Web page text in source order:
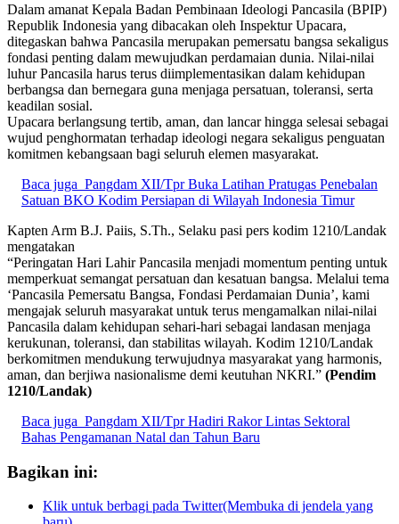
Dalam amanat Kepala Badan Pembinaan Ideologi Pancasila (BPIP)
Republik Indonesia yang dibacakan oleh Inspektur Upacara,
ditegaskan bahwa Pancasila merupakan pemersatu bangsa sekaligus
fondasi penting dalam mewujudkan perdamaian dunia. Nilai-nilai
luhur Pancasila harus terus diimplementasikan dalam kehidupan
berbangsa dan bernegara guna menjaga persatuan, toleransi, serta
keadilan sosial.
Upacara berlangsung tertib, aman, dan lancar hingga selesai sebagai
wujud penghormatan terhadap ideologi negara sekaligus penguatan
komitmen kebangsaan bagi seluruh elemen masyarakat.
Baca juga Pangdam XII/Tpr Buka Latihan Pratugas Penebalan
Satuan BKO Kodim Persiapan di Wilayah Indonesia Timur
Kapten Arm B.J. Paiis, S.Th., Selaku pasi pers kodim 1210/Landak
mengatakan
“Peringatan Hari Lahir Pancasila menjadi momentum penting untuk
memperkuat semangat persatuan dan kesatuan bangsa. Melalui tema
‘Pancasila Pemersatu Bangsa, Fondasi Perdamaian Dunia’, kami
mengajak seluruh masyarakat untuk terus mengamalkan nilai-nilai
Pancasila dalam kehidupan sehari-hari sebagai landasan menjaga
kerukunan, toleransi, dan stabilitas wilayah. Kodim 1210/Landak
berkomitmen mendukung terwujudnya masyarakat yang harmonis,
aman, dan berjiwa nasionalisme demi keutuhan NKRI.” (Pendim
1210/Landak)
Baca juga Pangdam XII/Tpr Hadiri Rakor Lintas Sektoral
Bahas Pengamanan Natal dan Tahun Baru
Bagikan ini:
Klik untuk berbagi pada Twitter(Membuka di jendela yang